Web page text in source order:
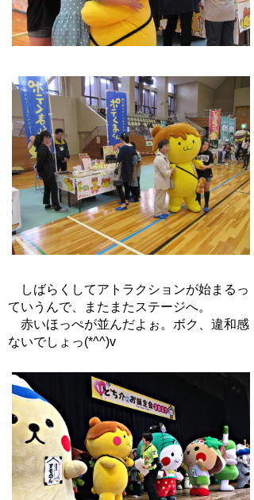
しばらくしてアトラクションが始まるっ
ていうんで、またまたステージへ。
赤いほっぺが並んだよぉ。ボク、違和感
ないでしょっ(*^^)v